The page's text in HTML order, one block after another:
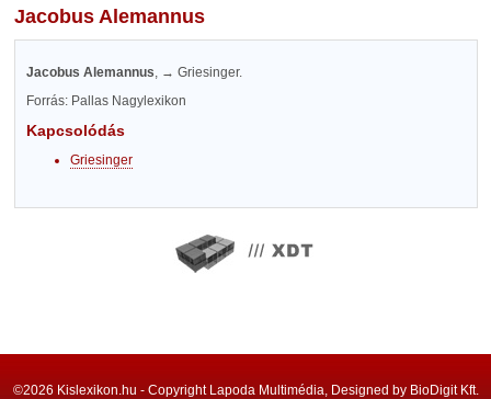
Jacobus Alemannus
Jacobus Alemannus, → Griesinger.
Forrás: Pallas Nagylexikon
Kapcsolódás
Griesinger
©2026 Kislexikon.hu - Copyright Lapoda Multimédia, Designed by BioDigit Kft.